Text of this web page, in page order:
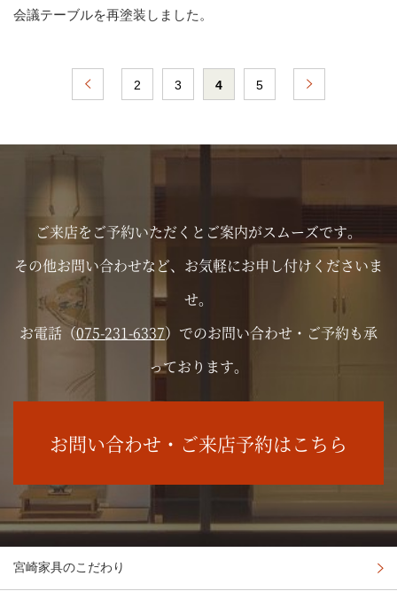
会議テーブルを再塗装しました。
2 3 4 5
ご来店をご予約いただくとご案内がスムーズです。
その他お問い合わせなど、お気軽にお申し付けくださいま
せ。
お電話（075-231-6337）でのお問い合わせ・ご予約も承
っております。
お問い合わせ・ご来店予約はこちら
宮崎家具のこだわり